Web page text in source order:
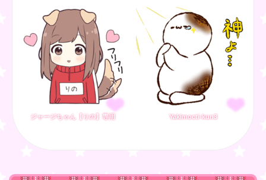
ジャージちゃん【りの】専用 Yakimocti-kun3